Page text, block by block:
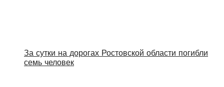
За сутки на дорогах Ростовской области погибли
семь человек